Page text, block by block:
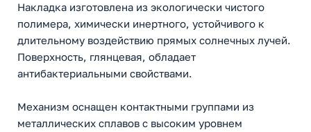
Накладка изготовлена из экологически чистого
полимера, химически инертного, устойчивого к
длительному воздействию прямых солнечных лучей.
Поверхность, глянцевая, обладает
антибактериальными свойствами.
Механизм оснащен контактными группами из
металлических сплавов с высоким уровнем